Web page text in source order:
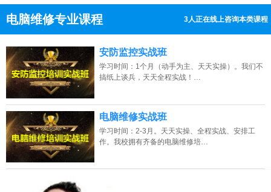
电脑维修专业课程 3人正在线上咨询本类课程
点击免费咨询电话：13807313137
安防监控实战班
学习时间：1个月（动手为主、天天实操）。我们不
搞纸上谈兵，天天全程实战！…
电脑维修实战班
学习时间：2-3月。天天实操、全程实战、安排工
作。我校拥有齐备的电脑维修培…